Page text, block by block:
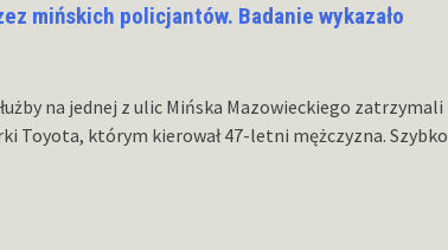
mińskich policjantów. Badanie wykazało
na jednej z ulic Mińska Mazowieckiego zatrzymali
Toyota, którym kierował 47-letni mężczyzna. Szybko